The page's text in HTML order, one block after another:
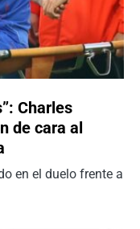
Charles
de cara al
en el duelo frente a